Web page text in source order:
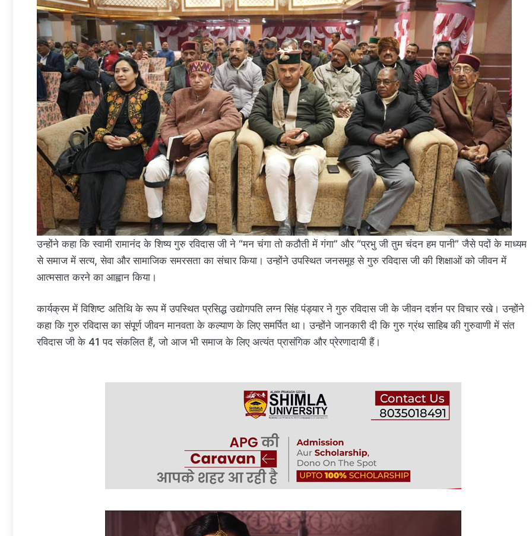
उन्होंने कहा कि स्वामी रामानंद के शिष्य गुरु रविदास जी ने “मन चंगा तो कठौती में गंगा” और “प्रभु जी तुम चंदन हम पानी” जैसे पदों के माध्यम
से समाज में सत्य, सेवा और सामाजिक समरसता का संचार किया। उन्होंने उपस्थित जनसमूह से गुरु रविदास जी की शिक्षाओं को जीवन में
आत्मसात करने का आह्वान किया।
कार्यक्रम में विशिष्ट अतिथि के रूप में उपस्थित प्रसिद्ध उद्योगपति लग्न सिंह पंड्यार ने गुरु रविदास जी के जीवन दर्शन पर विचार रखे। उन्होंने
कहा कि गुरु रविदास का संपूर्ण जीवन मानवता के कल्याण के लिए समर्पित था। उन्होंने जानकारी दी कि गुरु ग्रंथ साहिब की गुरुवाणी में संत
रविदास जी के 41 पद संकलित हैं, जो आज भी समाज के लिए अत्यंत प्रासंगिक और प्रेरणादायी हैं।